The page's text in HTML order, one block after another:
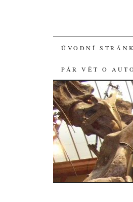
SKIP
TO
CONTENT
ÚVODNÍ
PÁR VĚT O